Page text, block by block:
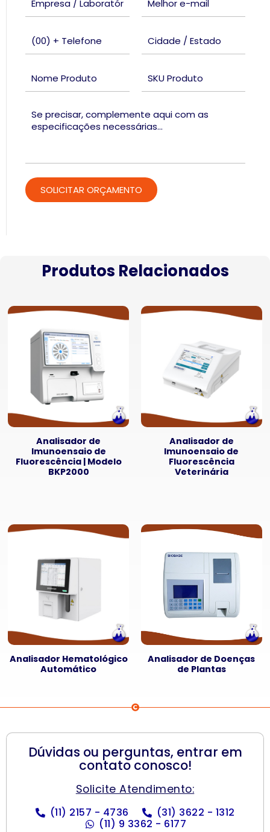
Produtos Relacionados
Analisador de
Imunoensaio de
Fluorescência | Modelo
BKP2000
Analisador de
Imunoensaio de
Fluorescência
Veterinária
Analisador Hematológico
Automático
Analisador de Doenças
de Plantas
Dúvidas ou perguntas, entrar em
contato conosco!
Solicite Atendimento:
(11) 2157 - 4736
(31) 3622 - 1312
(11) 9 3362 - 6177